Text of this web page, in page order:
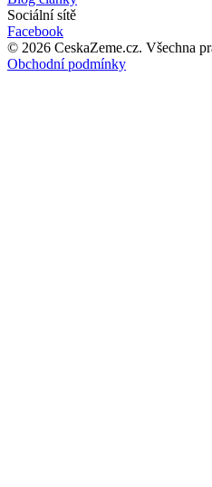
Sociální sítě
Facebook
© 2026 CeskaZeme.cz. Všechna
Obchodní podmínky